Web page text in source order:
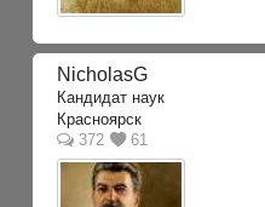
NicholasG
Кандидат наук
Красноярск
372
61